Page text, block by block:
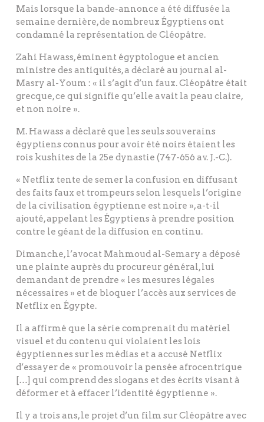
Mais lorsque la bande-annonce a été diffusée la
semaine dernière, de nombreux Égyptiens ont
condamné la représentation de Cléopâtre.
Zahi Hawass, éminent égyptologue et ancien
ministre des antiquités, a déclaré au journal al-
Masry al-Youm : « il s’agit d’un faux. Cléopâtre était
grecque, ce qui signifie qu’elle avait la peau claire,
et non noire ».
M. Hawass a déclaré que les seuls souverains
égyptiens connus pour avoir été noirs étaient les
rois kushites de la 25e dynastie (747-656 av. J.-C.).
« Netflix tente de semer la confusion en diffusant
des faits faux et trompeurs selon lesquels l’origine
de la civilisation égyptienne est noire », a-t-il
ajouté, appelant les Égyptiens à prendre position
contre le géant de la diffusion en continu.
Dimanche, l’avocat Mahmoud al-Semary a déposé
une plainte auprès du procureur général, lui
demandant de prendre « les mesures légales
nécessaires » et de bloquer l’accès aux services de
Netflix en Égypte.
Il a affirmé que la série comprenait du matériel
visuel et du contenu qui violaient les lois
égyptiennes sur les médias et a accusé Netflix
d’essayer de « promouvoir la pensée afrocentrique
[…] qui comprend des slogans et des écrits visant à
déformer et à effacer l’identité égyptienne ».
Il y a trois ans, le projet d’un film sur Cléopâtre avec